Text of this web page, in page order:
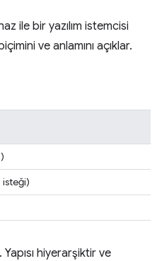
ile bir yazılım istemcisi
ve anlamını açıklar.
isteği)
hiyerarşiktir ve